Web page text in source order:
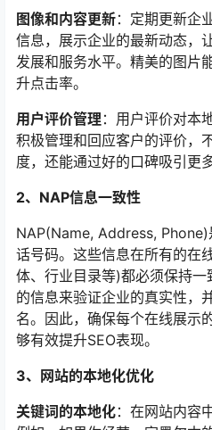
图像和内容更新：定期更新企
信息，展示企业的最新动态，
发展和服务水平。精美的图片
升点击率。
用户评价管理 ：用户评价对本
积极管理和回应客户的评价，
度，还能通过好的口碑吸引更
2、NAP信息一致性
NAP(Name, Address,
话号码。这些信息在所有的在
体、行业目录等)都必须保持
的信息来验证企业的真实性，
名。因此，确保每个在线展示
够有效提升SEO表现。
3、网站的本地化优化
关键词的本地化：在网站内容